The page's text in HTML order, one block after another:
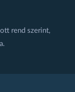
rend szerint,